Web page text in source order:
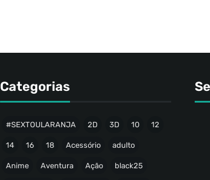
Categorias
#SEXTOULARANJA 2D 3D 10 12
14 16 18 Acessório adulto
Anime Aventura Ação black25